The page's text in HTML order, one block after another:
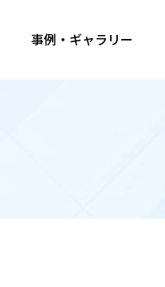
事例・ギャラリー